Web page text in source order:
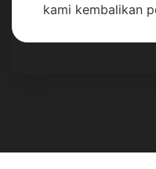
kami kembalikan